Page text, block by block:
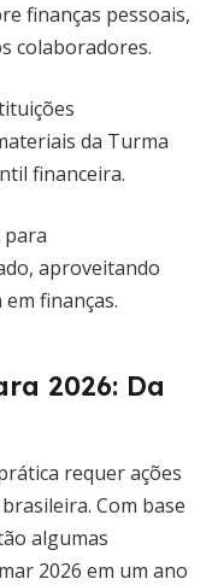
finanças pessoais,
colaboradores.
da Turma
financeira.
aproveitando
finanças.
2026: Da
requer ações
Com base
algumas
2026 em um ano